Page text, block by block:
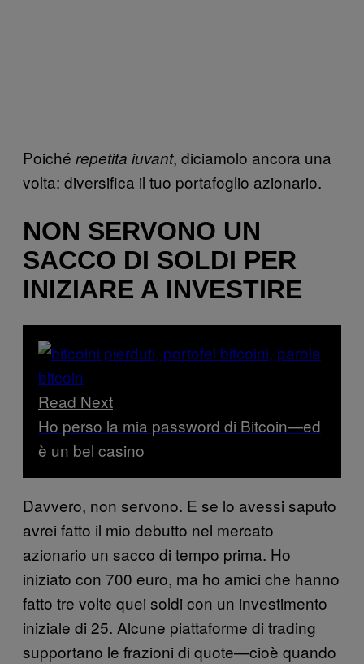
Poiché repetita iuvant, diciamolo ancora una
volta: diversifica il tuo portafoglio azionario.
NON SERVONO UN
SACCO DI SOLDI PER
INIZIARE A INVESTIRE
Read Next
Ho perso la mia password di Bitcoin—ed
è un bel casino
Davvero, non servono. E se lo avessi saputo
avrei fatto il mio debutto nel mercato
azionario un sacco di tempo prima. Ho
iniziato con 700 euro, ma ho amici che hanno
fatto tre volte quei soldi con un investimento
iniziale di 25. Alcune piattaforme di trading
supportano le frazioni di quote—cioè quando